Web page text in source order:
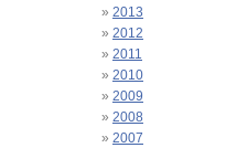
2013
2012
2011
2010
2009
2008
2007